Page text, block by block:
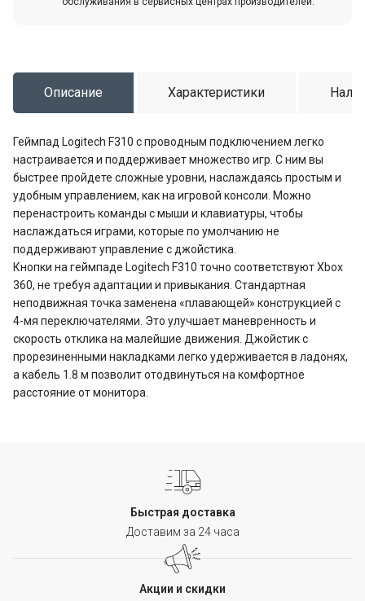
Описание Характеристики
Геймпад Logitech F310 с проводным подключением легко
настраивается и поддерживает множество игр. С ним вы
быстрее пройдете сложные уровни, наслаждаясь простым и
удобным управлением, как на игровой консоли. Можно
перенастроить команды с мыши и клавиатуры, чтобы
наслаждаться играми, которые по умолчанию не
поддерживают управление с джойстика.
Кнопки на геймпаде Logitech F310 точно соответствуют Xbox
360, не требуя адаптации и привыкания. Стандартная
неподвижная точка заменена «плавающей» конструкцией с
4-мя переключателями. Это улучшает маневренность и
скорость отклика на малейшие движения. Джойстик с
прорезиненными накладками легко удерживается в ладонях,
а кабель 1.8 м позволит отодвинуться на комфортное
расстояние от монитора.
Быстрая доставка
Доставим за 24 часа
Акции и скидки